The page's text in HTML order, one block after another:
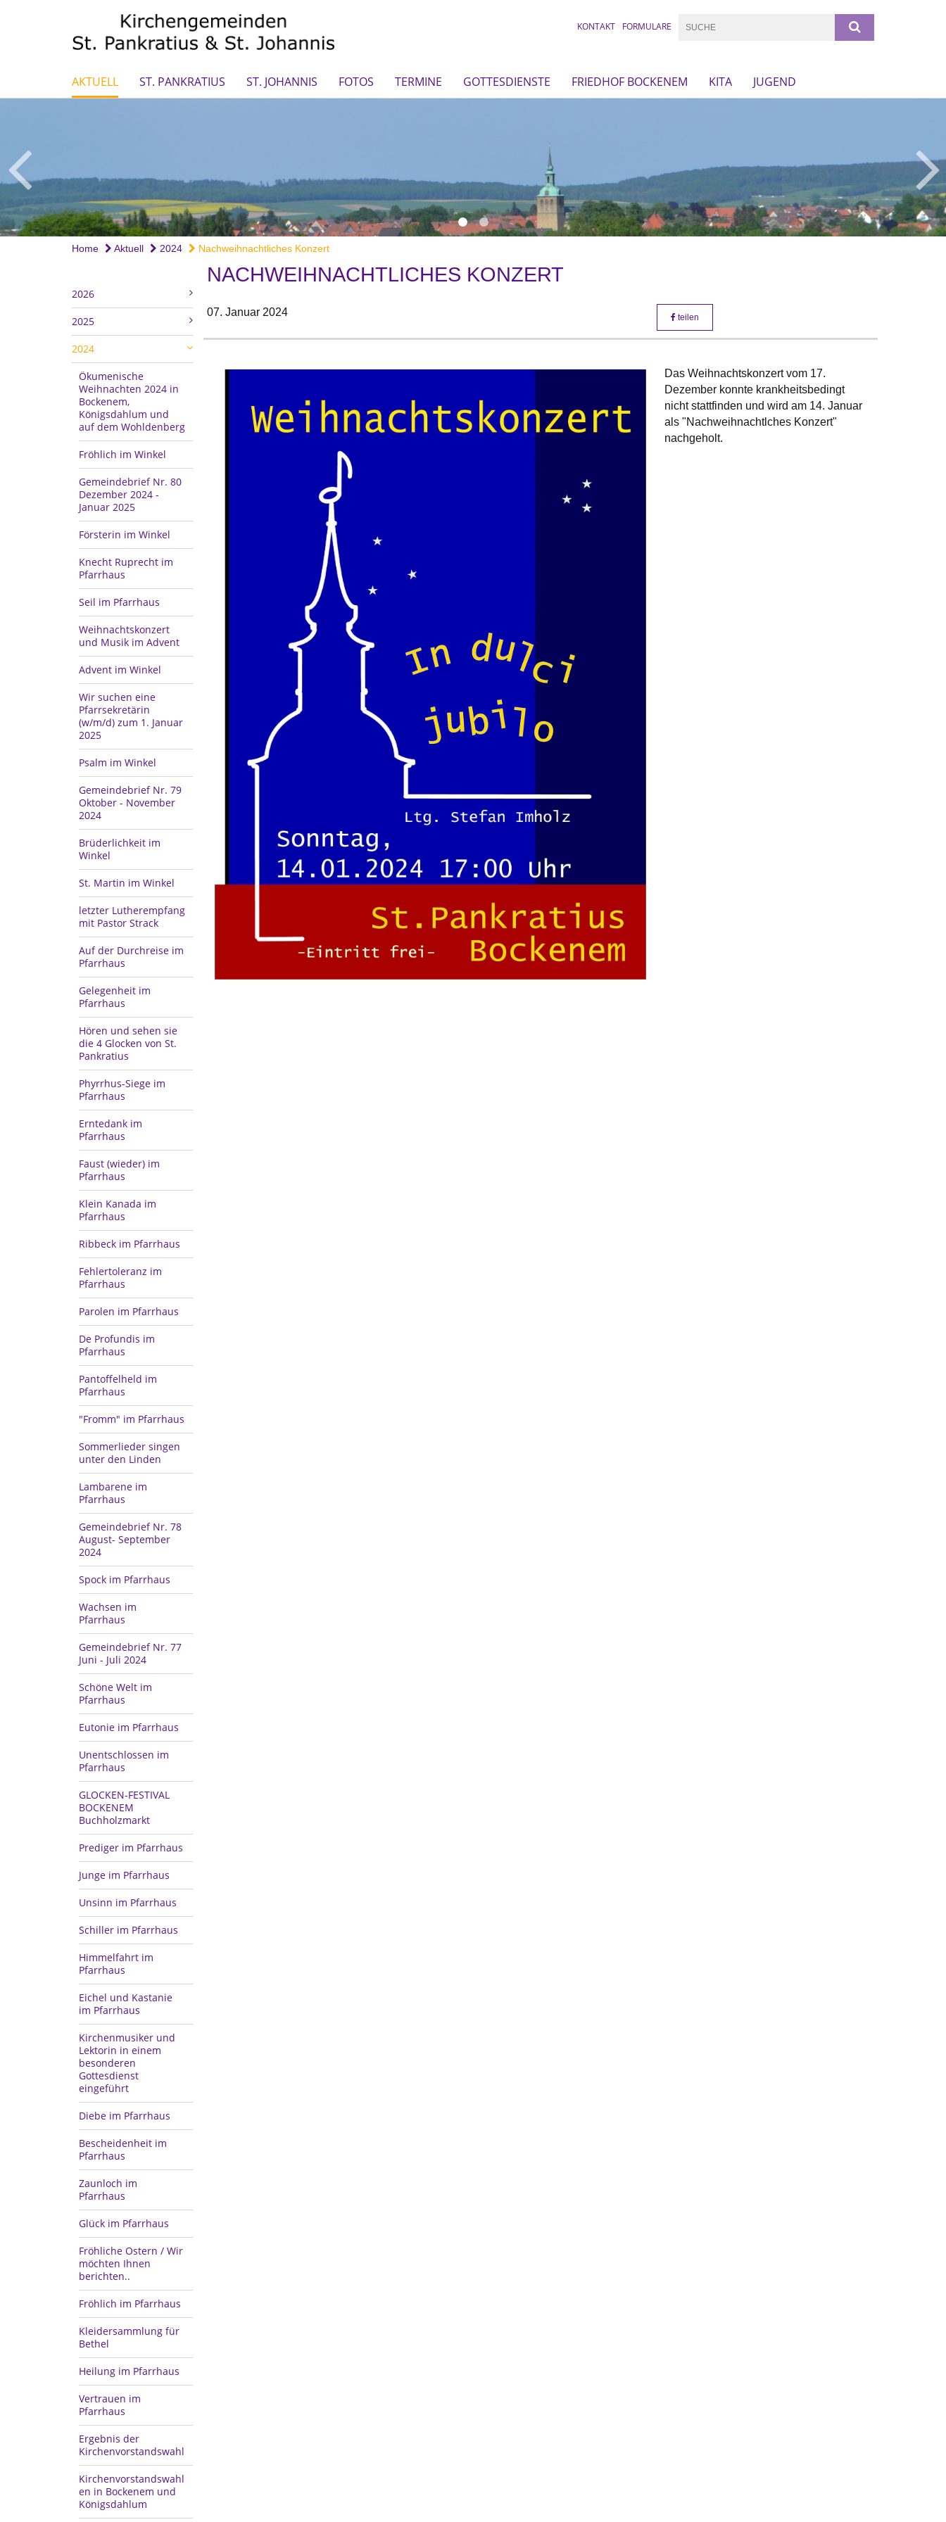
KONTAKT FORMULARE
AKTUELL ST. PANKRATIUS ST. JOHANNIS FOTOS TERMINE GOTTESDIENSTE FRIEDHOF BOCKENEM KITA JUGEND
Home Aktuell 2024 Nachweihnachtliches Konzert
2026
2025
2024
Ökumenische
Weihnachten 2024 in
Bockenem,
Königsdahlum und
auf dem Wohldenberg
Fröhlich im Winkel
Gemeindebrief Nr. 80
Dezember 2024 -
Januar 2025
Försterin im Winkel
Knecht Ruprecht im
Pfarrhaus
Seil im Pfarrhaus
Weihnachtskonzert
und Musik im Advent
Advent im Winkel
Wir suchen eine
Pfarrsekretärin
(w/m/d) zum 1. Januar
2025
Psalm im Winkel
Gemeindebrief Nr. 79
Oktober - November
2024
Brüderlichkeit im
Winkel
St. Martin im Winkel
letzter Lutherempfang
mit Pastor Strack
Auf der Durchreise im
Pfarrhaus
Gelegenheit im
Pfarrhaus
Hören und sehen sie
die 4 Glocken von St.
Pankratius
Phyrrhus-Siege im
Pfarrhaus
Erntedank im
Pfarrhaus
Faust (wieder) im
Pfarrhaus
Klein Kanada im
Pfarrhaus
Ribbeck im Pfarrhaus
Fehlertoleranz im
Pfarrhaus
Parolen im Pfarrhaus
De Profundis im
Pfarrhaus
Pantoffelheld im
Pfarrhaus
"Fromm" im Pfarrhaus
Sommerlieder singen
unter den Linden
Lambarene im
Pfarrhaus
Gemeindebrief Nr. 78
August- September
2024
Spock im Pfarrhaus
Wachsen im
Pfarrhaus
Gemeindebrief Nr. 77
Juni - Juli 2024
Schöne Welt im
Pfarrhaus
Eutonie im Pfarrhaus
Unentschlossen im
Pfarrhaus
GLOCKEN-FESTIVAL
BOCKENEM
Buchholzmarkt
Prediger im Pfarrhaus
Junge im Pfarrhaus
Unsinn im Pfarrhaus
Schiller im Pfarrhaus
Himmelfahrt im
Pfarrhaus
Eichel und Kastanie
im Pfarrhaus
Kirchenmusiker und
Lektorin in einem
besonderen
Gottesdienst
eingeführt
Diebe im Pfarrhaus
Bescheidenheit im
Pfarrhaus
Zaunloch im
Pfarrhaus
Glück im Pfarrhaus
Fröhliche Ostern / Wir
möchten Ihnen
berichten..
Fröhlich im Pfarrhaus
Kleidersammlung für
Bethel
Heilung im Pfarrhaus
Vertrauen im
Pfarrhaus
Ergebnis der
Kirchenvorstandswahl
Kirchenvorstandswahl
en in Bockenem und
Königsdahlum
NACHWEIHNACHTLICHES KONZERT
07. Januar 2024 teilen
Das Weihnachtskonzert vom 17.
Dezember konnte krankheitsbedingt
nicht stattfinden und wird am 14. Januar
als "Nachweihnachtlches Konzert"
nachgeholt.